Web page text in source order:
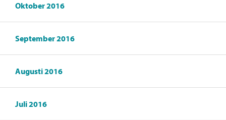
Oktober 2016
September 2016
Augusti 2016
Juli 2016